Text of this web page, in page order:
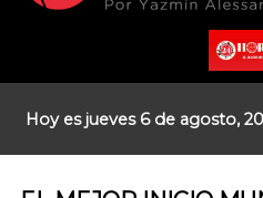
Hoy es jueves 6 de agosto,